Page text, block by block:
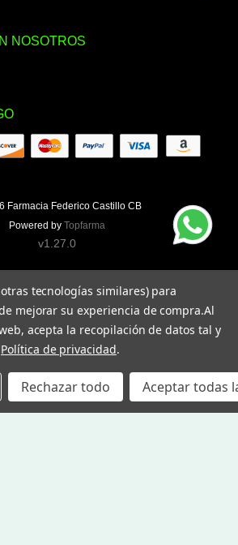
NOSOTROS
Farmacia Federico Castillo CB
Powered by Topfarma
v1.27.0
tecnologías similares) para
mejorar su experiencia de compra.Al
acepta la recopilación de datos tal y
Política de privacidad.
Rechazar todo Aceptar todas